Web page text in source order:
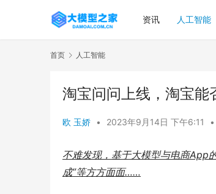
资讯 人工智能
首页 人工智能
淘宝问问上线，淘宝能
欧 玉娇 • 2023年9月14日 下午6:11 •
不难发现，基于大模型与电商App
成”等方方面面……